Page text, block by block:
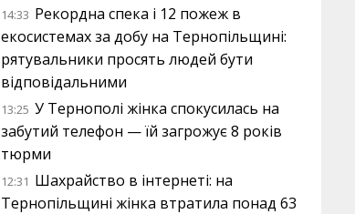
14:33 Рекордна спека і 12 пожеж в
екосистемах за добу на Тернопільщині:
рятувальники просять людей бути
відповідальними
13:25 У Тернополі жінка спокусилась на
забутий телефон — їй загрожує 8 років
тюрми
12:31 Шахрайство в інтернеті: на
Тернопільщині жінка втратила понад 63